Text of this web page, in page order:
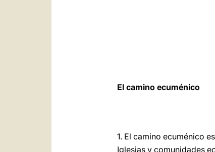
El camino ecuménico
1. El camino ecuménico
Iglesias y comunidades